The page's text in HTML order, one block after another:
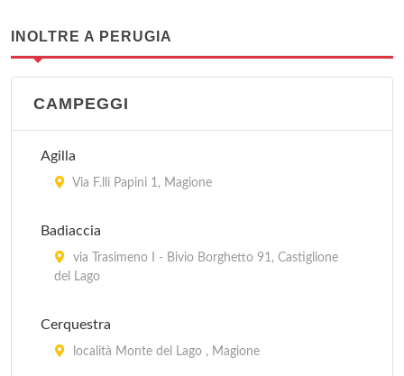
INOLTRE A PERUGIA
CAMPEGGI
Agilla
Via F.lli Papini 1, Magione
Badiaccia
via Trasimeno I - Bivio Borghetto 91, Castiglione
del Lago
Cerquestra
località Monte del Lago , Magione